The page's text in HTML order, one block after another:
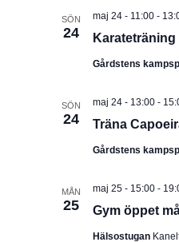
j
u
SÖN
24
maj 24 - 11:00-
Gårdstens
SÖN
24 Träna
maj 24 - 13:00-
Gårdstens
MÅN
25 Gym öppet
maj 25 - 15:00-
Hälsostugan